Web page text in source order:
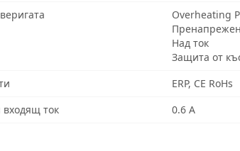
Overheating
Над ток
Защита от
ERP, CE RoHs
ток
0.6 A